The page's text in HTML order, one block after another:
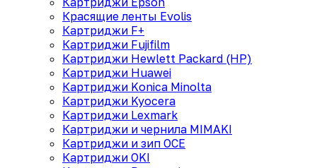
Красящие ленты Evolis
Картриджи F+
Картриджи Fujifilm
Картриджи Hewlett Packard (HP)
Картриджи Huawei
Картриджи Konica Minolta
Картриджи Kyocera
Картриджи Lexmark
Картриджи и чернила MIMAKI
Картриджи и зип OCE
Картриджи OKI